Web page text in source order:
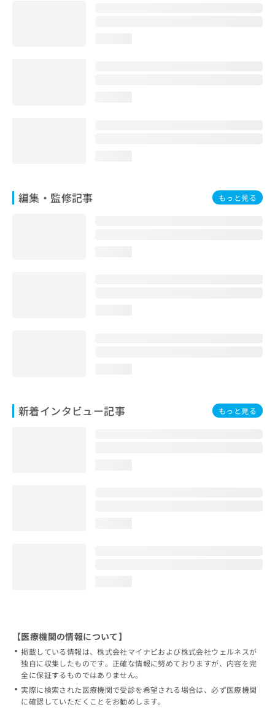
編集・監修記事 もっと見る
新着インタビュー記事 もっと見る
【医療機関の情報について】
掲載している情報は、株式会社マイナビおよび株式会社ウェルネスが
独自に収集したものです。正確な情報に努めておりますが、内容を完
全に保証するものではありません。
実際に検索された医療機関で受診を希望される場合は、必ず医療機関
に確認していただくことをお勧めします。